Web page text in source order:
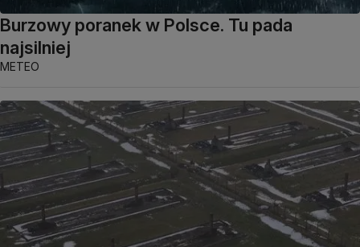
Burzowy poranek w Polsce. Tu pada
najsilniej
METEO